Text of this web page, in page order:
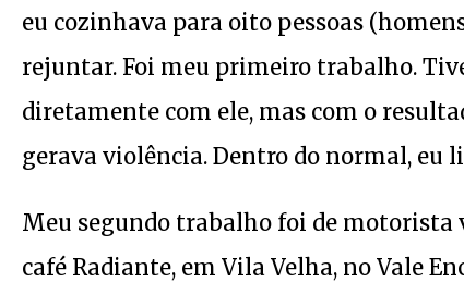
eu cozinhava para oito pessoas
rejuntar. Foi meu primeiro trabalho.
diretamente com ele, mas com o
gerava violência. Dentro do normal, eu
Meu segundo trabalho foi de motorista
café Radiante, em Vila Velha, no Vale